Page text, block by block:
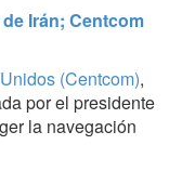
Irán; Centcom
(Centcom),
por el presidente
la navegación